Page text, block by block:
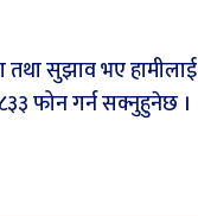
तथा सुझाव भए हामीलाई
फोन गर्न सक्नुहुनेछ ।